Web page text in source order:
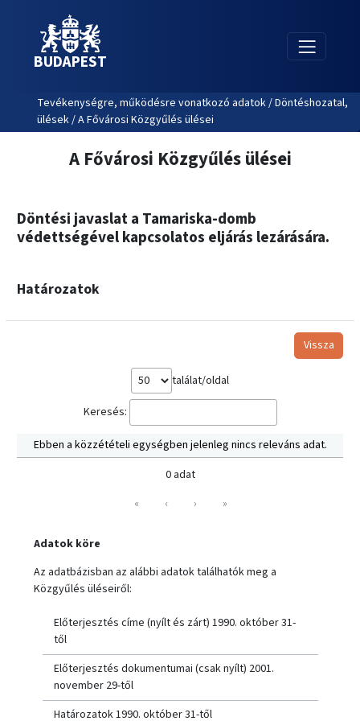
BUDAPEST
Tevékenységre, működésre vonatkozó adatok / Döntéshozatal,
ülések / A Fővárosi Közgyűlés ülései
A Fővárosi Közgyűlés ülései
Döntési javaslat a Tamariska-domb
védettségével kapcsolatos eljárás lezárására.
Határozatok
Vissza
találat/oldal
Keresés:
Ebben a közzétételi egységben jelenleg nincs releváns adat.
0 adat
«
‹ › »
Adatok köre
Az adatbázisban az alábbi adatok találhatók meg a
Közgyűlés üléseiről:
Előterjesztés címe (nyílt és zárt) 1990. október 31-
től
Előterjesztés dokumentumai (csak nyílt) 2001.
november 29-től
Határozatok 1990. október 31-től